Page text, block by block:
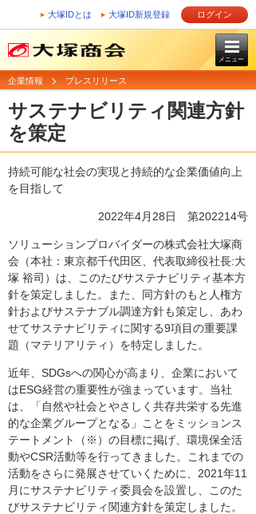
大塚IDとは 大塚ID新規登録 ログイン
メニュー
企業情報 プレスリリース
サステナビリティ関連方針
を策定
持続可能な社会の実現と持続的な企業価値向上
を目指して
2022年4月28日 第202214号
ソリューションプロバイダーの株式会社大塚商
会（本社：東京都千代田区、代表取締役社長:大
塚 裕司）は、このたびサステナビリティ基本方
針を策定しました。また、同方針のもと人権方
針およびサステナブル調達方針も策定し、あわ
せてサステナビリティに関する9項目の重要課
題（マテリアリティ）を特定しました。
近年、SDGsへの関心が高まり、企業において
はESG経営の重要性が強まっています。当社
は、「自然や社会とやさしく共存共栄する先進
的な企業グループとなる」ことをミッションス
テートメント（※）の目標に掲げ、環境保全活
動やCSR活動等を行ってきました。これまでの
活動をさらに発展させていくために、2021年11
月にサステナビリティ委員会を設置し、このた
びサステナビリティ関連方針を策定しました。